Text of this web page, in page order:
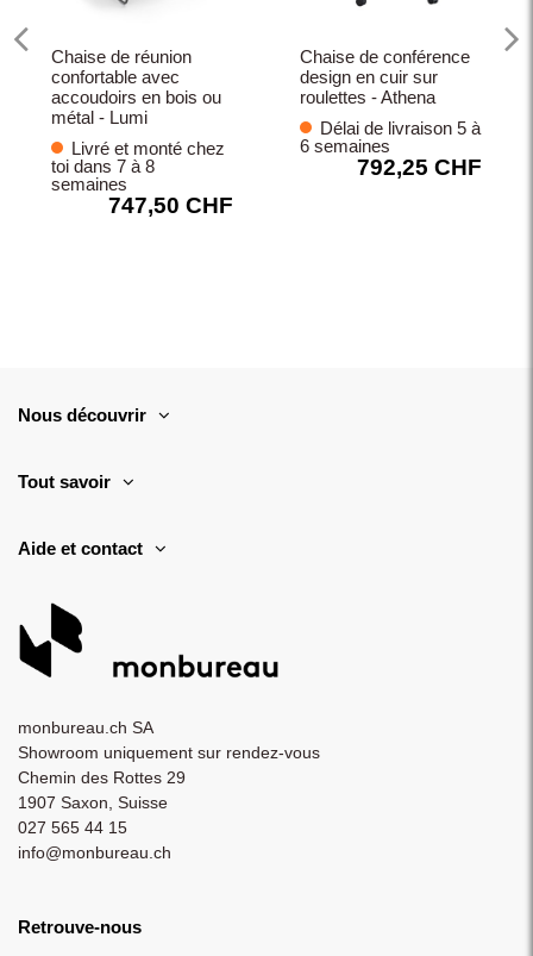
Chaise de réunion
confortable avec
accoudoirs en bois ou
métal - Lumi
Livré et monté chez
toi dans 7 à 8
semaines
747,50 CHF
Chaise de conférence
design en cuir sur
roulettes - Athena
Délai de livraison 5 à
6 semaines
792,25 CHF
Nous découvrir
Tout savoir
Aide et contact
monbureau.ch SA
Showroom uniquement sur rendez-vous
Chemin des Rottes 29
1907 Saxon, Suisse
027 565 44 15
info@monbureau.ch
Retrouve-nous